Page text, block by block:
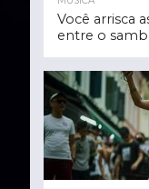
Você arrisca
entre o